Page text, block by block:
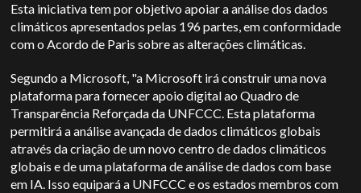
Esta iniciativa tem por objetivo apoiar a análise dos dados
climáticos apresentados pelas 196 partes, em conformidade
com o Acordo de Paris sobre as alterações climáticas.
Segundo a Microsoft, "a Microsoft irá construir uma nova
plataforma para fornecer apoio digital ao Quadro de
Transparência Reforçada da UNFCCC. Esta plataforma
permitirá a análise avançada de dados climáticos globais
através da criação de um novo centro de dados climáticos
globais e de uma plataforma de análise de dados com base
em IA. Isso equipará a UNFCCC e os estados membros com